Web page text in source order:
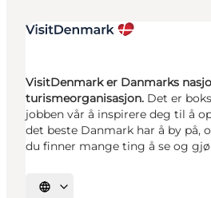
VisitDenmark er Danmarks
turismeorganisasjon. Det er
jobben vår å inspirere deg til å
det beste Danmark har å by på,
du finner mange ting å se og
Velg språk